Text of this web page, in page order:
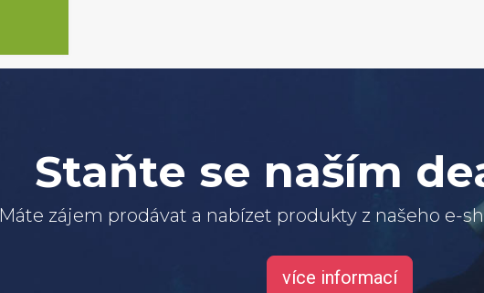
Staňte se naším
Máte zájem prodávat a nabízet produkty z našeho e-
více informací